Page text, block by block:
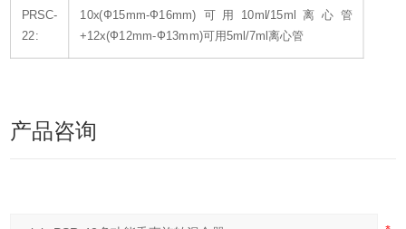
PRSC-
22:
10x(Ф15mm-Ф16mm)可用10ml/15ml离心管
+12x(Ф12mm-Ф13mm)可用5ml/7ml离心管
产品咨询